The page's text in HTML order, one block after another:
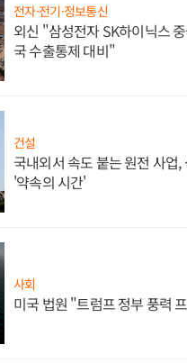
전자·전기·정보통신
외신 "삼성전자 SK하이닉스
국 수출통제 대비"
건설
국내외서 속도 붙는 원전 사업,
'약속의 시간'
사회
미국 법원 "트럼프 정부 풍력